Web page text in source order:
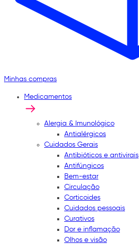
Minhas compras
Medicamentos
Alergia & Imunológico
Antialérgicos
Cuidados Gerais
Antibióticos e antivirais
Antifúngicos
Bem-estar
Circulação
Corticoides
Cuidados pessoais
Curativos
Dor e inflamação
Olhos e visão